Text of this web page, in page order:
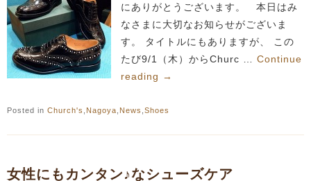
にありがとうございます。 本日はみ
なさまに大切なお知らせがございま
す。 タイトルにもありますが、 この
たび9/1（木）からChurc … Continue
reading →
Posted in Church's Nagoya News Shoes
女性にもカンタン♪なシューズケア